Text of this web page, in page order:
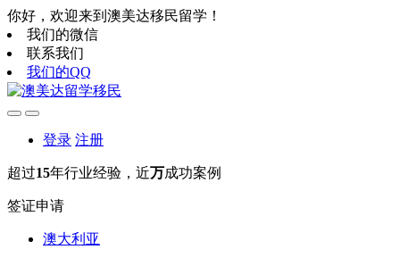
你好，欢迎来到澳美达移民留学！
我们的微信
联系我们
我们的QQ
登录 注册
超过15年行业经验，近万成功案例
签证申请
澳大利亚